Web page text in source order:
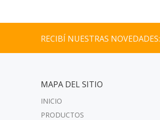
RECIBÍ NUESTRAS NOVEDADES:
MAPA DEL SITIO
INICIO
PRODUCTOS